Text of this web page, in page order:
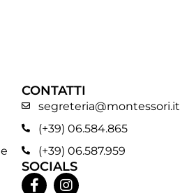
CONTATTI
segreteria@montessori.it
(+39) 06.584.865
(+39) 06.587.959
SOCIALS